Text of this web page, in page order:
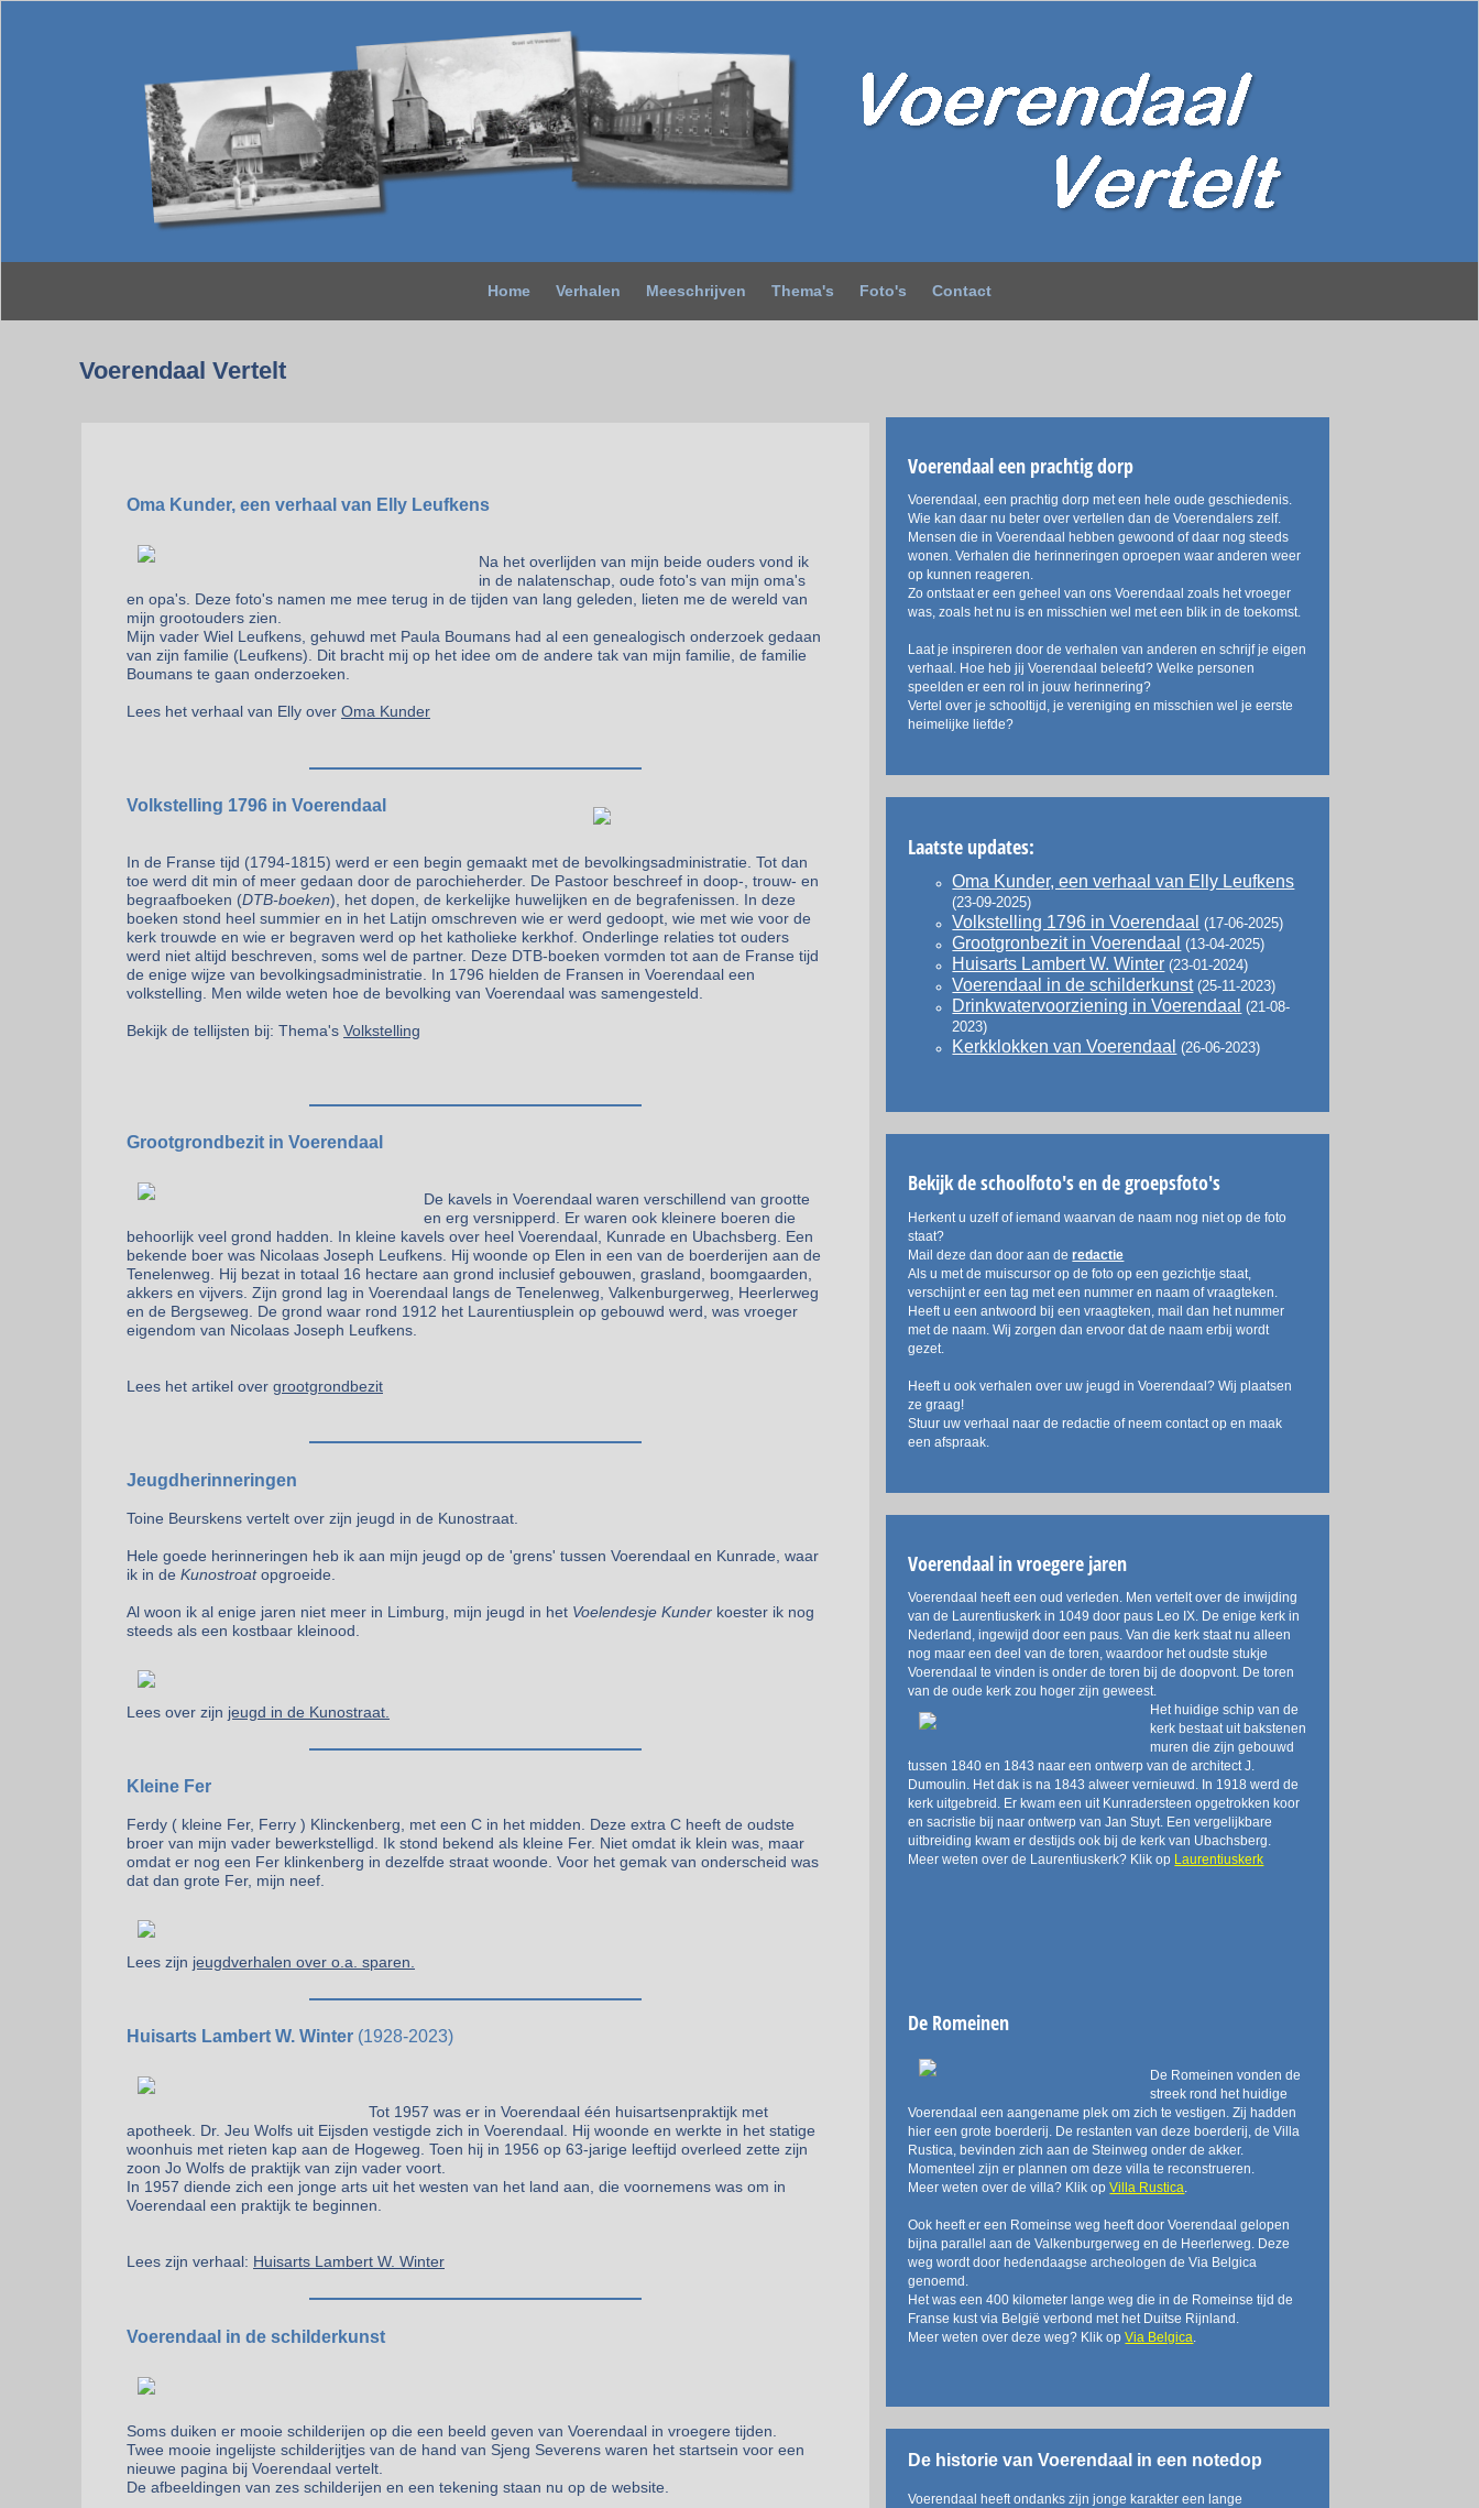
Home Verhalen Meeschrijven Thema's Foto's Contact
Voerendaal Vertelt
Oma Kunder, een verhaal van Elly Leufkens
Na het overlijden van mijn beide ouders vond ik
in de nalatenschap, oude foto's van mijn oma's
en opa's. Deze foto's namen me mee terug in de tijden van lang geleden, lieten me de wereld van
mijn grootouders zien.
Mijn vader Wiel Leufkens, gehuwd met Paula Boumans had al een genealogisch onderzoek gedaan
van zijn familie (Leufkens). Dit bracht mij op het idee om de andere tak van mijn familie, de familie
Boumans te gaan onderzoeken.
Lees het verhaal van Elly over Oma Kunder
Volkstelling 1796 in Voerendaal
In de Franse tijd (1794-1815) werd er een begin gemaakt met de bevolkingsadministratie. Tot dan
toe werd dit min of meer gedaan door de parochieherder. De Pastoor beschreef in doop-, trouw- en
begraafboeken (DTB-boeken), het dopen, de kerkelijke huwelijken en de begrafenissen. In deze
boeken stond heel summier en in het Latijn omschreven wie er werd gedoopt, wie met wie voor de
kerk trouwde en wie er begraven werd op het katholieke kerkhof. Onderlinge relaties tot ouders
werd niet altijd beschreven, soms wel de partner. Deze DTB-boeken vormden tot aan de Franse tijd
de enige wijze van bevolkingsadministratie. In 1796 hielden de Fransen in Voerendaal een
volkstelling. Men wilde weten hoe de bevolking van Voerendaal was samengesteld.
Bekijk de tellijsten bij: Thema's Volkstelling
Grootgrondbezit in Voerendaal
De kavels in Voerendaal waren verschillend van grootte
en erg versnipperd. Er waren ook kleinere boeren die
behoorlijk veel grond hadden. In kleine kavels over heel Voerendaal, Kunrade en Ubachsberg. Een
bekende boer was Nicolaas Joseph Leufkens. Hij woonde op Elen in een van de boerderijen aan de
Tenelenweg. Hij bezat in totaal 16 hectare aan grond inclusief gebouwen, grasland, boomgaarden,
akkers en vijvers. Zijn grond lag in Voerendaal langs de Tenelenweg, Valkenburgerweg, Heerlerweg
en de Bergseweg. De grond waar rond 1912 het Laurentiusplein op gebouwd werd, was vroeger
eigendom van Nicolaas Joseph Leufkens.
Lees het artikel over grootgrondbezit
Jeugdherinneringen
Toine Beurskens vertelt over zijn jeugd in de Kunostraat.
Hele goede herinneringen heb ik aan mijn jeugd op de 'grens' tussen Voerendaal en Kunrade, waar
ik in de Kunostroatopgroeide.
Al woon ik al enige jaren niet meer in Limburg, mijn jeugd in het Voelendesje Kunder koester ik nog
steeds als een kostbaar kleinood.
Lees over zijn jeugd in de Kunostraat.
Kleine Fer
Ferdy ( kleine Fer, Ferry ) Klinckenberg, met een C in het midden. Deze extra C heeft de oudste
broer van mijn vader bewerkstelligd. Ik stond bekend als kleine Fer. Niet omdat ik klein was, maar
omdat er nog een Fer klinkenberg in dezelfde straat woonde. Voor het gemak van onderscheid was
dat dan grote Fer, mijn neef.
Lees zijn jeugdverhalen over o.a. sparen.
Huisarts Lambert W. Winter (1928-2023)
Tot 1957 was er in Voerendaal één huisartsenpraktijk met
apotheek. Dr. Jeu Wolfs uit Eijsden vestigde zich in Voerendaal. Hij woonde en werkte in het statige
woonhuis met rieten kap aan de Hogeweg. Toen hij in 1956 op 63-jarige leeftijd overleed zette zijn
zoon Jo Wolfs de praktijk van zijn vader voort.
In 1957 diende zich een jonge arts uit het westen van het land aan, die voornemens was om in
Voerendaal een praktijk te beginnen.
Lees zijn verhaal: Huisarts Lambert W. Winter
Voerendaal in de schilderkunst
Soms duiken er mooie schilderijen op die een beeld geven van Voerendaal in vroegere tijden.
Twee mooie ingelijste schilderijtjes van de hand van Sjeng Severens waren het startsein voor een
nieuwe pagina bij Voerendaal vertelt.
De afbeeldingen van zes schilderijen en een tekening staan nu op de website.
Voerendaal een prachtig dorp
Voerendaal, een prachtig dorp met een hele oude geschiedenis.
Wie kan daar nu beter over vertellen dan de Voerendalers zelf.
Mensen die in Voerendaal hebben gewoond of daar nog steeds
wonen. Verhalen die herinneringen oproepen waar anderen weer
op kunnen reageren.
Zo ontstaat er een geheel van ons Voerendaal zoals het vroeger
was, zoals het nu is en misschien wel met een blik in de toekomst.
Laat je inspireren door de verhalen van anderen en schrijf je eigen
verhaal. Hoe heb jij Voerendaal beleefd? Welke personen
speelden er een rol in jouw herinnering?
Vertel over je schooltijd, je vereniging en misschien wel je eerste
heimelijke liefde?
Laatste updates:
Oma Kunder, een verhaal van Elly Leufkens
(23-09-2025)
Volkstelling 1796 in Voerendaal (17-06-2025)
Grootgronbezit in Voerendaal (13-04-2025)
Huisarts Lambert W. Winter (23-01-2024)
Voerendaal in de schilderkunst(25-11-2023)
Drinkwatervoorziening in Voerendaal (21-08-
2023)
Kerkklokken van Voerendaal (26-06-2023)
Bekijk de schoolfoto's en de groepsfoto's
Herkent u uzelf of iemand waarvan de naam nog niet op de foto
staat?
Mail deze dan door aan deredactie
Als u met de muiscursor op de foto op een gezichtje staat,
verschijnt er een tag met een nummer en naam of vraagteken.
Heeft u een antwoord bij een vraagteken, mail dan het nummer
met de naam. Wij zorgen dan ervoor dat de naam erbij wordt
gezet.
Heeft u ook verhalen over uw jeugd in Voerendaal? Wij plaatsen
ze graag!
Stuur uw verhaal naar de redactie of neem contact op en maak
een afspraak.
Voerendaal in vroegere jaren
Voerendaal heeft een oud verleden. Men vertelt over de inwijding
van de Laurentiuskerk in 1049 door paus Leo IX. De enige kerk in
Nederland, ingewijd door een paus. Van die kerk staat nu alleen
nog maar een deel van de toren, waardoor het oudste stukje
Voerendaal te vinden is onder de toren bij de doopvont. De toren
van de oude kerk zou hoger zijn geweest.
Het huidige schip van de
kerk bestaat uit bakstenen
muren die zijn gebouwd
tussen 1840 en 1843 naar een ontwerp van de architect J.
Dumoulin. Het dak is na 1843 alweer vernieuwd. In 1918 werd de
kerk uitgebreid. Er kwam een uit Kunradersteen opgetrokken koor
en sacristie bij naar ontwerp van Jan Stuyt. Een vergelijkbare
uitbreiding kwam er destijds ook bij de kerk van Ubachsberg.
Meer weten over de Laurentiuskerk? Klik op Laurentiuskerk
De Romeinen
De Romeinen vonden de
streek rond het huidige
Voerendaal een aangename plek om zich te vestigen. Zij hadden
hier een grote boerderij. De restanten van deze boerderij, de Villa
Rustica, bevinden zich aan de Steinweg onder de akker.
Momenteel zijn er plannen om deze villa te reconstrueren.
Meer weten over de villa? Klik opVilla Rustica.
Ook heeft er een Romeinse weg heeft door Voerendaal gelopen
bijna parallel aan de Valkenburgerweg en de Heerlerweg. Deze
weg wordt door hedendaagse archeologen de Via Belgica
genoemd.
Het was een 400 kilometer lange weg die in de Romeinse tijd de
Franse kust via België verbond met het Duitse Rijnland.
Meer weten over deze weg? Klik opVia Belgica.
De historie van Voerendaal in een notedop
Voerendaal heeft ondanks zijn jonge karakter een lange